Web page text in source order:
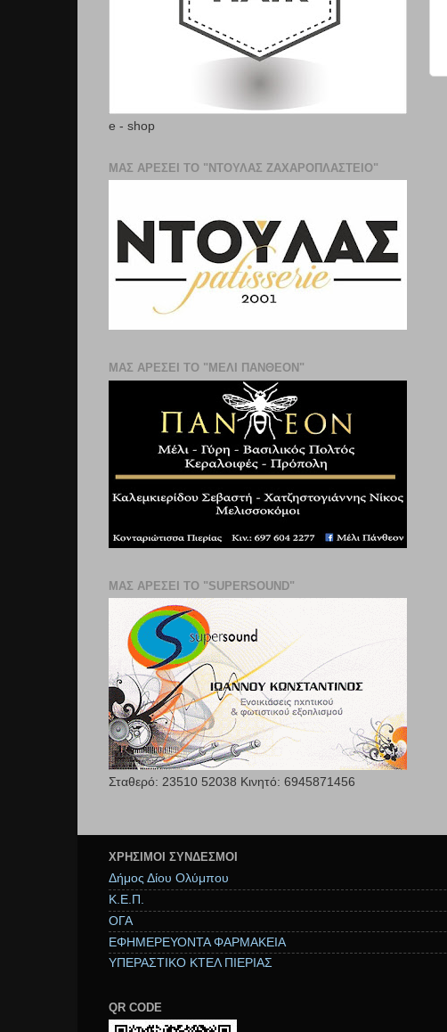
e - shop
ΜΑΣ ΑΡΕΣΕΙ ΤΟ "ΝΤΟΥΛΑΣ ΖΑΧΑΡΟΠΛΑΣΤΕΊΟ"
ΜΑΣ ΑΡΕΣΕΙ ΤΟ "ΜΕΛΙ ΠΑΝΘΕΟΝ"
ΜΑΣ ΑΡΕΣΕΙ ΤΟ "SUPERSOUND"
Σταθερό: 23510 52038 Κινητό: 6945871456
ΧΡΉΣΙΜΟΙ ΣΥΝΔΕΣΜΟΙ
Δήμος Δίου Ολύμπου
Κ.Ε.Π.
ΟΓΑ
ΕΦΗΜΕΡΕΥΟΝΤΑ ΦΑΡΜΑΚΕΙΑ
ΥΠΕΡΑΣΤΙΚΟ ΚΤΕΛ ΠΙΕΡΙΑΣ
QR CODE